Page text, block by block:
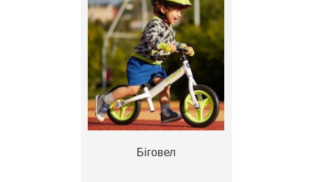
Біговел